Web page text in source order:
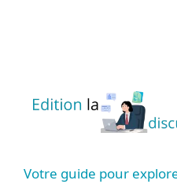
Votre guide pour